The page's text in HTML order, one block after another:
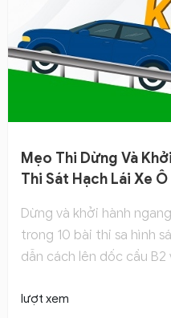
Mẹo Thi Dừng Và
Thi Sát Hạch Lái Xe
Dừng và khởi hành
trong 10 bài thi sa hình
dẫn cách lên dốc cầu
lượt xem